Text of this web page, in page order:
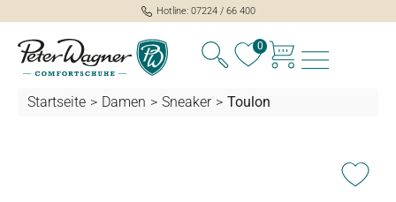
springen
Hotline: 07224 / 66 400
0
Startseite > Damen > Sneaker > Toulon